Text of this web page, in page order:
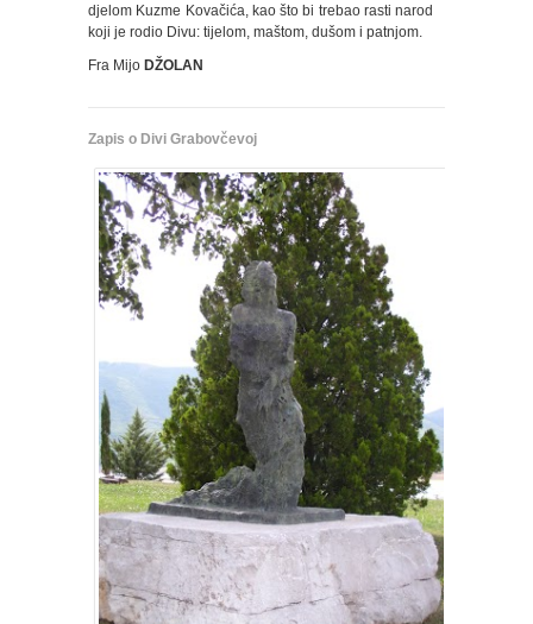
djelom Kuzme Kovačića, kao što bi trebao rasti narod
koji je rodio Divu: tijelom, maštom, dušom i patnjom.
Fra Mijo DŽOLAN
Zapis o Divi Grabovčevoj